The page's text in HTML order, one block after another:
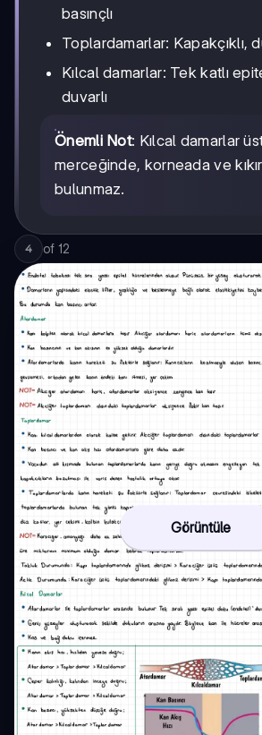
basınçlı
Toplardamarlar: Kapakçıklı,
Kılcal damarlar: Tek katlı
duvarlı
Önemli Not: Kılcal damarlar
merceğinde, korneada ve
bulunmaz.
4 of 12
Görüntüle